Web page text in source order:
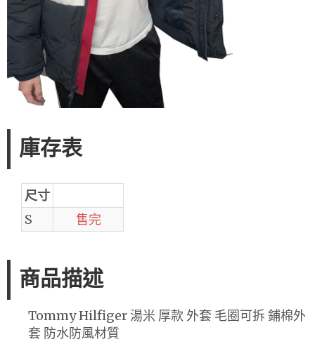
庫存表
尺寸
S
售完
商品描述
Tommy Hilfiger 湯米 厚款 外套 毛圈可拆 鋪棉外
套 防水防風材質